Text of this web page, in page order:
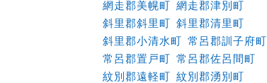
網走郡美幌町 網走郡津別町
斜里郡斜里町 斜里郡清里町
斜里郡小清水町 常呂郡訓子府町
常呂郡置戸町 常呂郡佐呂間町
紋別郡遠軽町 紋別郡湧別町